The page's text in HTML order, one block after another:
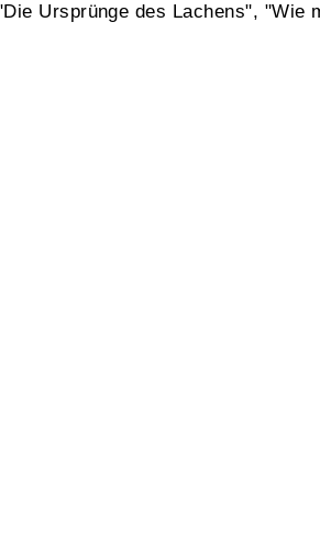
Ursprünge des Lachens", "Wie